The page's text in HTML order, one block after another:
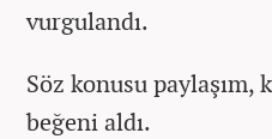
vurgulandı.
Söz konusu paylaşım,
beğeni aldı.